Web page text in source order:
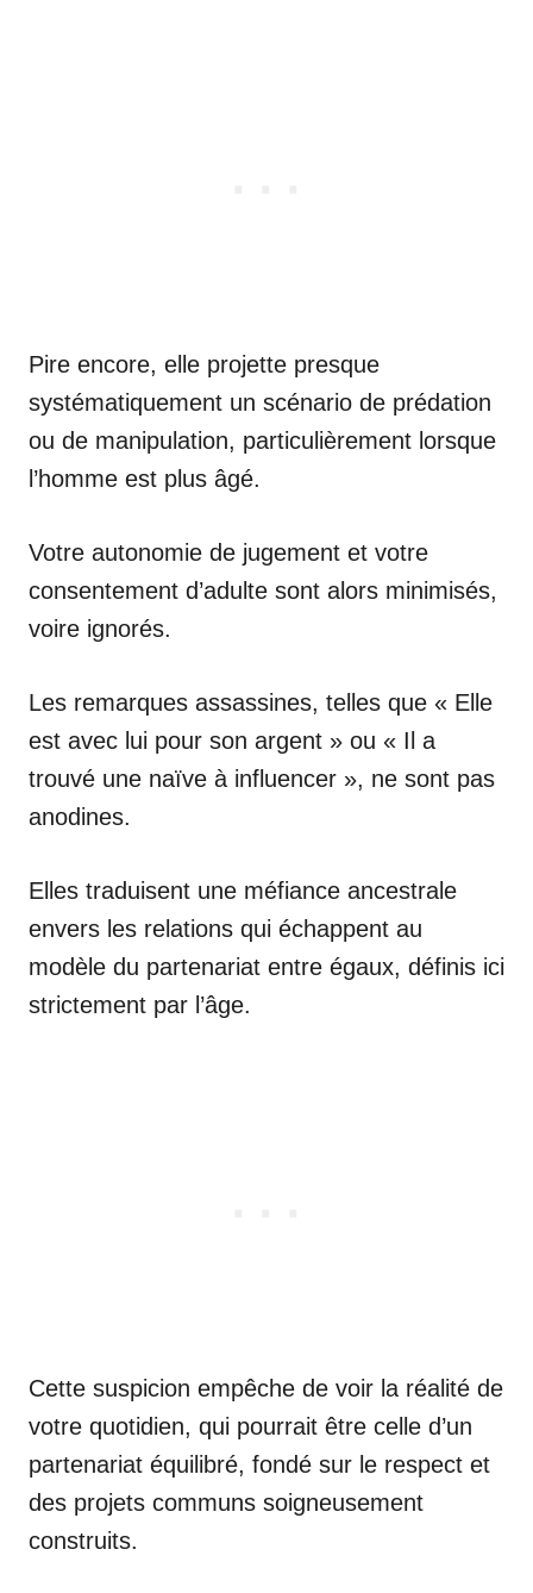
Pire encore, elle projette presque
systématiquement un scénario de prédation
ou de manipulation, particulièrement lorsque
l’homme est plus âgé.
Votre autonomie de jugement et votre
consentement d’adulte sont alors minimisés,
voire ignorés.
Les remarques assassines, telles que « Elle
est avec lui pour son argent » ou « Il a
trouvé une naïve à influencer », ne sont pas
anodines.
Elles traduisent une méfiance ancestrale
envers les relations qui échappent au
modèle du partenariat entre égaux, définis ici
strictement par l’âge.
Cette suspicion empêche de voir la réalité de
votre quotidien, qui pourrait être celle d’un
partenariat équilibré, fondé sur le respect et
des projets communs soigneusement
construits.